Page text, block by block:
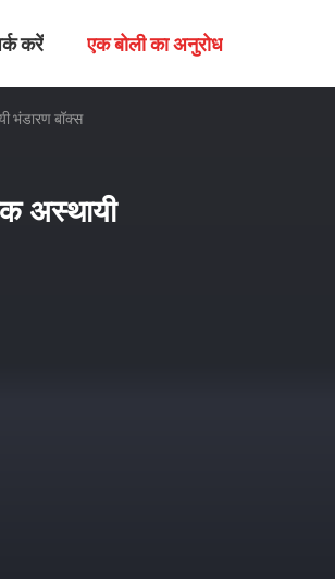
करें एक बोली का अनुरोध
भंडारण बॉक्स
अस्थायी